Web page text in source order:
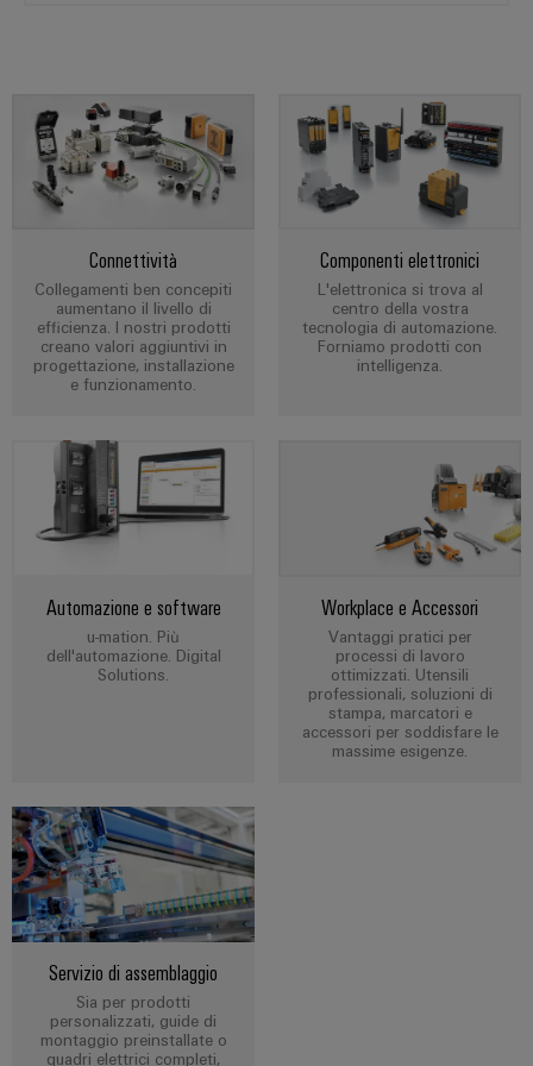
Energia
tradizionale
Il
produzione
energetica
comprovata
Fotovoltaico
Sfruttare
per
grado
di
efficacia
Idrogeno
L'idrogeno
come
energetica
Industria
ferroviaria
Soluzioni
moderne
e
per
una
mobilità
solutions
soluzioni
Analitica
industriale
decentrata
Automazione
industriale
industriale
Sicurezza
industriale
e
automazione
Soluzioni
di
gestione
energetica
Piattaforma
servizio
Box
di
distribuzione
Componenti
elettronici
Moduli
e
relè
a
stato
Amplificatori
di
isolamento
misura
Alimentatori
Custodie
per
componenti
elettronici
Protezione
prodotti
PSIRT
Dati
Cataloghi
prodotti
tecnici
Riparazioni
ricambi
Corsi
di
e
webinar
digitali
eShop
Interfaccia
OCI
Interfaccia
EDI
Overall
Equipment
(OEE)
nostre
novità
Novità
Eventi
e
fiere
Trade
News
I
partner
Distribuzione
partner
di
automazione
Trovate
il
vostro
partner
di
Connettività
Collegamenti ben concepiti
aumentano il livello di
efficienza. I nostri prodotti
creano valori aggiuntivi in
progettazione, installazione
e funzionamento.
Componenti elettronici
L'elettronica si trova al
centro della vostra
tecnologia di automazione.
Forniamo prodotti con
intelligenza.
Automazione e software
u-mation. Più
dell'automazione. Digital
Solutions.
Workplace e Accessori
Vantaggi pratici per
processi di lavoro
ottimizzati. Utensili
professionali, soluzioni di
stampa, marcatori e
accessori per soddisfare le
massime esigenze.
Servizio di assemblaggio
Sia per prodotti
personalizzati, guide di
montaggio preinstallate o
quadri elettrici completi,